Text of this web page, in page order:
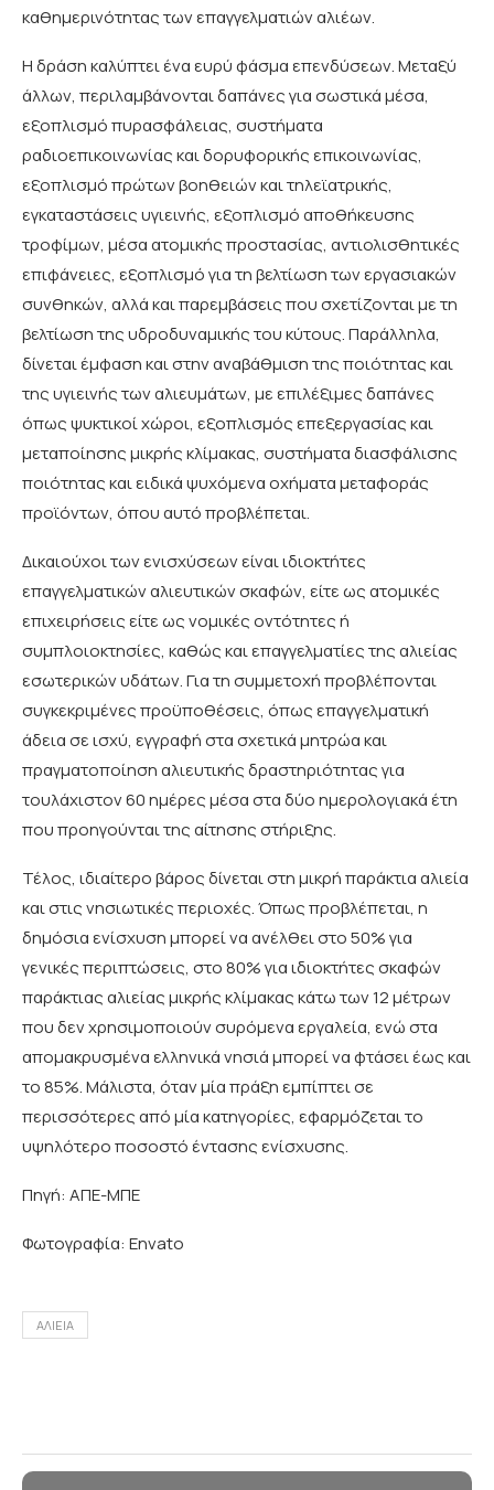
καθημερινότητας των επαγγελματιών αλιέων.
Η δράση καλύπτει ένα ευρύ φάσμα επενδύσεων. Μεταξύ
άλλων, περιλαμβάνονται δαπάνες για σωστικά μέσα,
εξοπλισμό πυρασφάλειας, συστήματα
ραδιοεπικοινωνίας και δορυφορικής επικοινωνίας,
εξοπλισμό πρώτων βοηθειών και τηλεϊατρικής,
εγκαταστάσεις υγιεινής, εξοπλισμό αποθήκευσης
τροφίμων, μέσα ατομικής προστασίας, αντιολισθητικές
επιφάνειες, εξοπλισμό για τη βελτίωση των εργασιακών
συνθηκών, αλλά και παρεμβάσεις που σχετίζονται με τη
βελτίωση της υδροδυναμικής του κύτους. Παράλληλα,
δίνεται έμφαση και στην αναβάθμιση της ποιότητας και
της υγιεινής των αλιευμάτων, με επιλέξιμες δαπάνες
όπως ψυκτικοί χώροι, εξοπλισμός επεξεργασίας και
μεταποίησης μικρής κλίμακας, συστήματα διασφάλισης
ποιότητας και ειδικά ψυχόμενα οχήματα μεταφοράς
προϊόντων, όπου αυτό προβλέπεται.
Δικαιούχοι των ενισχύσεων είναι ιδιοκτήτες
επαγγελματικών αλιευτικών σκαφών, είτε ως ατομικές
επιχειρήσεις είτε ως νομικές οντότητες ή
συμπλοιοκτησίες, καθώς και επαγγελματίες της αλιείας
εσωτερικών υδάτων. Για τη συμμετοχή προβλέπονται
συγκεκριμένες προϋποθέσεις, όπως επαγγελματική
άδεια σε ισχύ, εγγραφή στα σχετικά μητρώα και
πραγματοποίηση αλιευτικής δραστηριότητας για
τουλάχιστον 60 ημέρες μέσα στα δύο ημερολογιακά έτη
που προηγούνται της αίτησης στήριξης.
Τέλος, ιδιαίτερο βάρος δίνεται στη μικρή παράκτια αλιεία
και στις νησιωτικές περιοχές. Όπως προβλέπεται, η
δημόσια ενίσχυση μπορεί να ανέλθει στο 50% για
γενικές περιπτώσεις, στο 80% για ιδιοκτήτες σκαφών
παράκτιας αλιείας μικρής κλίμακας κάτω των 12 μέτρων
που δεν χρησιμοποιούν συρόμενα εργαλεία, ενώ στα
απομακρυσμένα ελληνικά νησιά μπορεί να φτάσει έως και
το 85%. Μάλιστα, όταν μία πράξη εμπίπτει σε
περισσότερες από μία κατηγορίες, εφαρμόζεται το
υψηλότερο ποσοστό έντασης ενίσχυσης.
Πηγή: ΑΠΕ-ΜΠΕ
Φωτογραφία: Envato
ΑΛΙΕΙΑ